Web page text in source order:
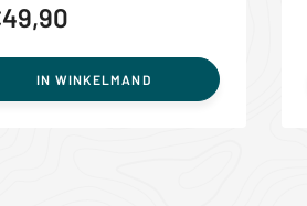
IN WINKELMAND